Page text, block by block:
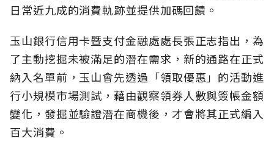
日常近九成的消費軌跡並提供加碼回饋。
玉山銀行信用卡暨支付金融處處長張正志指出，為
了主動挖掘未被滿足的潛在需求，新的通路在正式
納入名單前，玉山會先透過「領取優惠」的活動進
行小規模市場測試，藉由觀察領券人數與簽帳金額
變化，發掘並驗證潛在商機後，才會將其正式編入
百大消費。